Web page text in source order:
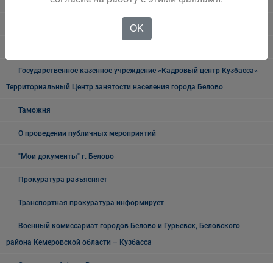
Государственное казенное учреждение «Кадровый центр Кузбасса»
Территориальный Центр занятости населения города Белово
Таможня
О проведении публичных мероприятий
"Мои документы" г. Белово
Прокуратура разъясняет
Транспортная прокуратура информирует
Военный комиссариат городов Белово и Гурьевск, Беловского
района Кемеровской области – Кузбасса
OK